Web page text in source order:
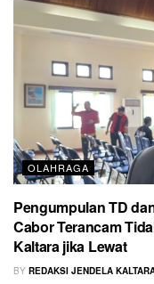
OLAHRAGA
Pengumpulan TD
Cabor Terancam
Kaltara jika Lewat
BY REDAKSI JENDELA